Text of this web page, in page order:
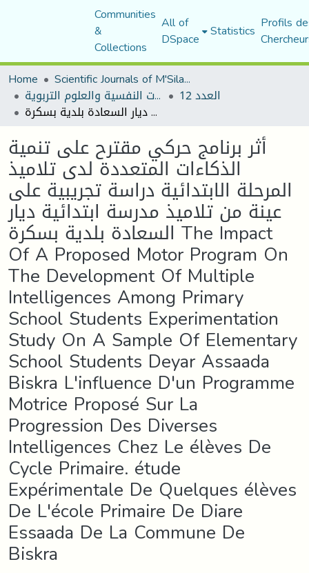
Communities
&
Collections
All of
DSpace Statistics Profils
Home
Scientific Journals of M'Sila University
مجلة الجامع في الدراسات النفسية والعلوم التربوية العدد 12
أثر برنامج حركي مقترح على تنمية الذكاءات المتعددة لدى تلاميذ المرحلة الابتدائية دراسة تجريبية على عينة من تلاميذ مدرسة ابتدائية ديار السعادة بلدية بسكرة The Impact Of A Proposed Motor Program On The Development Of Multiple Intelligences Among Primary School Students Experimentation Study On A Sample Of Elementary School Students Deyar Assaada Biskra L'influence D'un Programme Motrice Proposé Sur La Progression Des Diverses Intelligences Chez Le élèves De Cycle Primaire. étude Expérimentale De Quelques élèves De L'école Primaire De Diare Essaada De La Commune De Biskra
أثر برنامج حركي مقترح على تنمية
الذكاءات المتعددة لدى تلاميذ
المرحلة الابتدائية دراسة تجريبية على
عينة من تلاميذ مدرسة ابتدائية ديار
السعادة بلدية بسكرة The Impact
Of A Proposed Motor Program On
The Development Of Multiple
Intelligences Among Primary
School Students Experimentation
Study On A Sample Of Elementary
School Students Deyar Assaada
Biskra L'influence D'un Programme
Motrice Proposé Sur La
Progression Des Diverses
Intelligences Chez Le élèves De
Cycle Primaire. étude
Expérimentale De Quelques élèves
De L'école Primaire De Diare
Essaada De La Commune De
Biskra